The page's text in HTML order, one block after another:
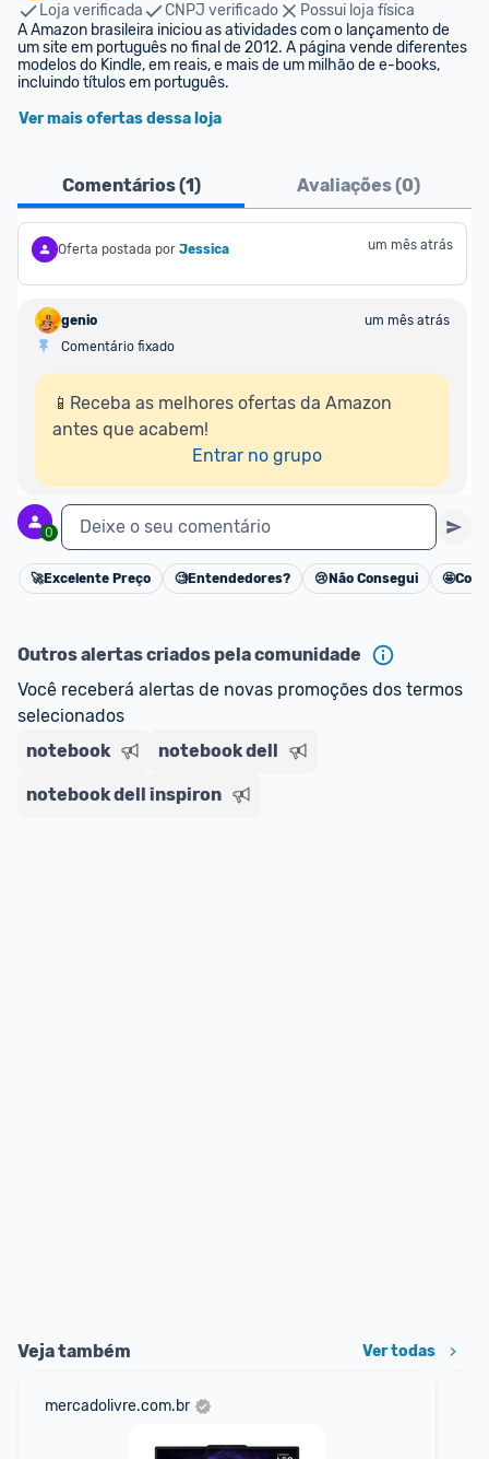
Loja verificada
CNPJ verificado
Possui loja física
A Amazon brasileira iniciou as atividades com o lançamento de
um site em português no final de 2012. A página vende diferentes
modelos do Kindle, em reais, e mais de um milhão de e-books,
incluindo títulos em português.
Ver mais ofertas dessa loja
Comentários (1) Avaliações (0)
Oferta postada por Jessica um mês atrás
genio
um mês atrás
Comentário fixado
📱Receba as melhores ofertas da Amazon
antes que acabem!
Entrar no grupo
0 Deixe o seu comentário
Cancelar
🚀Excelente Preço 🧐Entendedores? 😢 Não Consegui 🤩
Outros alertas criados pela comunidade
Você receberá alertas de novas promoções dos termos
selecionados
notebook
notebook dell
notebook dell inspiron
Veja também Ver todas
mercadolivre.com.br